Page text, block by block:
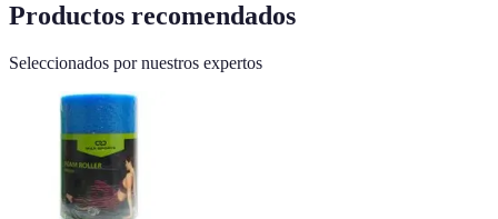
Productos recomendados
Seleccionados por nuestros expertos